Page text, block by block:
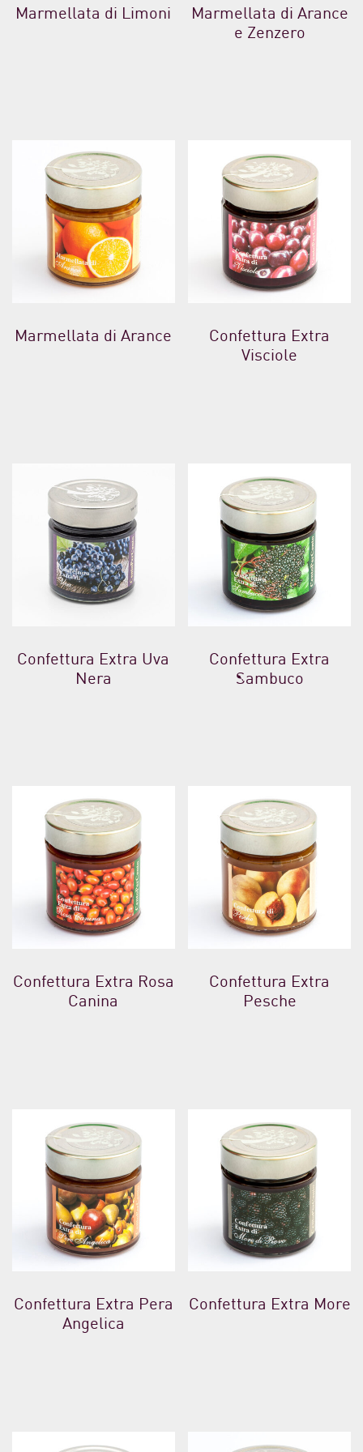
Marmellata di Limoni
Marmellata di Arance
e Zenzero
Marmellata di Arance
Confettura Extra
Visciole
Confettura Extra Uva
Nera
Confettura Extra
Sambuco
Confettura Extra Rosa
Canina
Confettura Extra
Pesche
Confettura Extra Pera
Angelica
Confettura Extra More